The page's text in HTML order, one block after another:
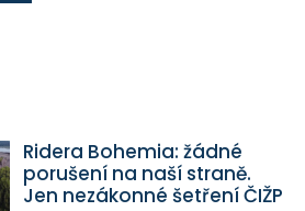
Ridera Bohemia: žádné
porušení na naší straně.
Jen nezákonné šetření ČIŽP